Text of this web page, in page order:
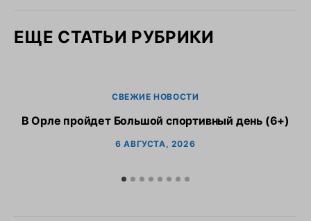
ЕЩЕ СТАТЬИ РУБРИКИ
СВЕЖИЕ НОВОСТИ
В Орле пройдет Большой спортивный день (6+)
6 АВГУСТА, 2026